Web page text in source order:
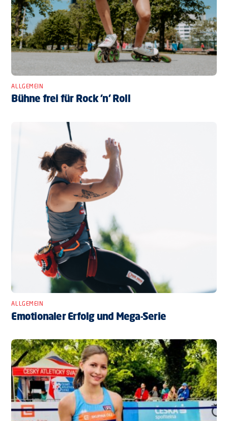
ALLGEMEIN
Bühne frei für Rock ’n’ Roll
ALLGEMEIN
Emotionaler Erfolg und Mega-Serie